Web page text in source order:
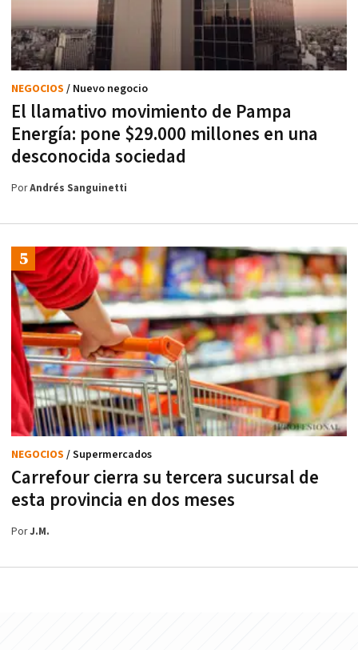
El llamativo movimiento de Pampa
Energía: pone $29.000 millones en una
desconocida sociedad
NEGOCIOS / Nuevo negocio
PorAndrés Sanguinetti
Carrefour cierra su tercera sucursal de
esta provincia en dos meses
NEGOCIOS / Supermercados
PorJ.M.